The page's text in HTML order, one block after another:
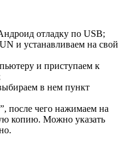
отладку по USB;
и устанавливаем на свой
и приступаем к
в нем пункт
после чего нажимаем на
копию. Можно указать